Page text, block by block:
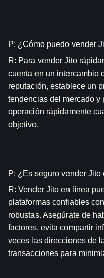
P: ¿Cómo puedo vender
R: Para vender Jito
cuenta en un intercambio
reputación, establece un
tendencias del mercado y
operación rápidamente
objetivo.
P: ¿Es seguro vender Jito
R: Vender Jito en línea
plataformas confiables
robustas. Asegúrate de
factores, evita compartir
veces las direcciones de
transacciones para